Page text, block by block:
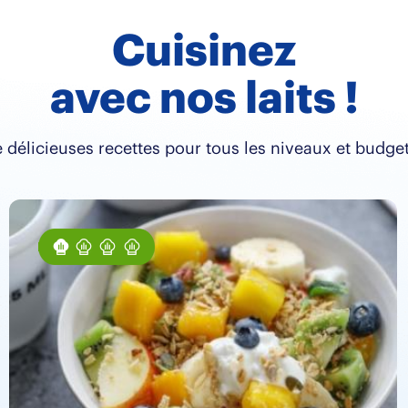
Cuisinez
avec nos laits !
délicieuses recettes pour tous les niveaux et